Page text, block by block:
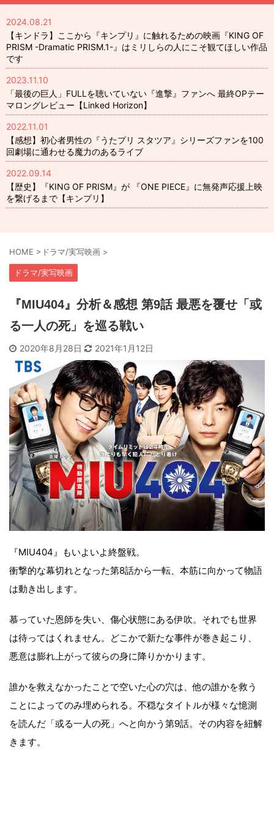
2024.08.21
【キンドラ】ここから『キンプリ』に触れるための映画『KING OF
PRISM -Dramatic PRISM.1-』はミリしらの人にこそ観てほしい作品
です
2023.11.10
「最後の巨人」FULLを聴いていない『進撃』ファンへ 最終OPテー
マロングレビュー【Linked Horizon】
2022.11.01
【感想】初心者男性の『うたプリ スタツア』シリーズファンを100
回劇場に通わせる魔力のあるライブ
2022.09.14
【歴史】『KING OF PRISM』が 『ONE PIECE』に無発声応援上映
を繋げるまで【キンプリ】
HOME > ドラマ/実写映画 >
ドラマ/実写映画
『MIU404』分析＆感想 第9話 最悪を覆せ「或
る一人の死」を巡る戦い
2020年8月28日 2021年1月12日
『MIU404』もいよいよ終盤戦。
衝撃的な幕切れとなった第8話から一転、本筋に向かって物語
は動き出します。
慕っていた恩師を失い、傷心状態にある伊吹。それでも世界
は待ってはくれません。どこかで新たな事件が巻き起こり、
悪意は膨れ上がって彼らの身に降りかかります。
誰かを救えなかったことで空いた心の穴は、他の誰かを救う
ことによってのみ埋められる。不穏なタイトルが様々な憶測
を読んだ「或る一人の死」へと向かう第9話。その内容を紐解
きます。